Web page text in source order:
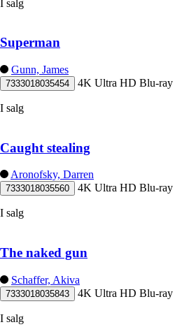
I salg
Superman
Gunn, James
7333018035454 4K Ultra HD Blu-ray
I salg
Caught stealing
Aronofsky, Darren
7333018035560 4K Ultra HD Blu-ray
I salg
The naked gun
Schaffer, Akiva
7333018035843 4K Ultra HD Blu-ray
I salg